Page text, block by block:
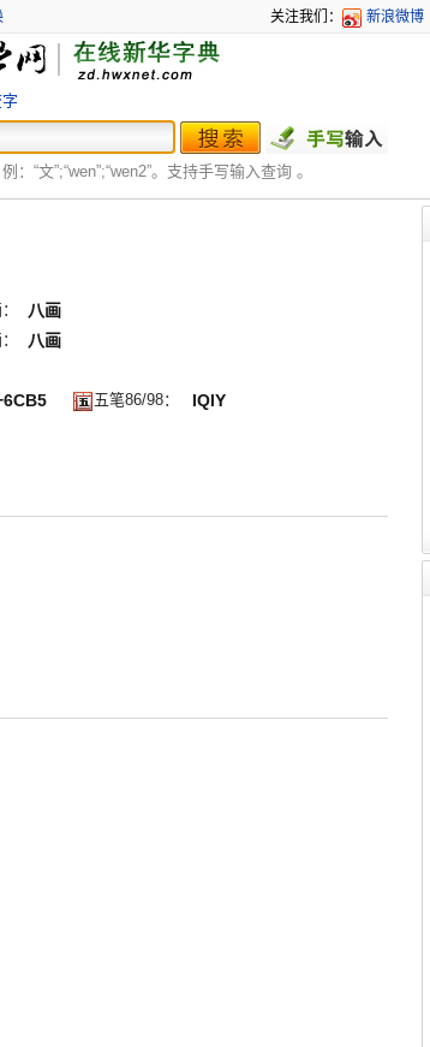
关注我们： 新浪微博
：“文”;“wen”;“wen2”。支持手写输入查询 。
八画
八画
五笔86/98：
IQIY